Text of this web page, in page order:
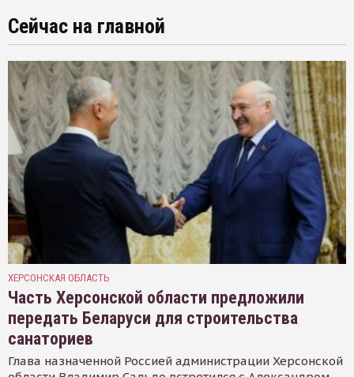
Сейчас на главной
ХЕРСОНСКАЯ ОБЛАСТЬ
Часть Херсонской области предложили
передать Беларуси для строительства
санаториев
Глава назначенной Россией администрации Херсонской